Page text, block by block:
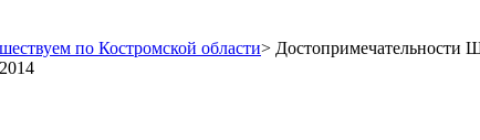
по Костромской области> Достопримечательности